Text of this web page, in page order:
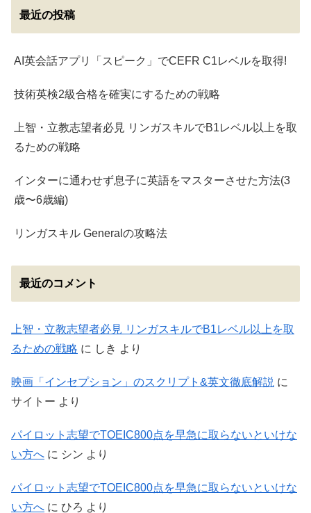
最近の投稿
AI英会話アプリ「スピーク」でCEFR C1レベルを取得!
技術英検2級合格を確実にするための戦略
上智・立教志望者必見 リンガスキルでB1レベル以上を取
るための戦略
インターに通わせず息子に英語をマスターさせた方法(3
歳〜6歳編)
リンガスキル Generalの攻略法
最近のコメント
上智・立教志望者必見 リンガスキルでB1レベル以上を取
るための戦略 に しき より
映画「インセプション」のスクリプト&英文徹底解説 に
サイトー より
パイロット志望でTOEIC800点を早急に取らないといけな
い方へ に シン より
パイロット志望でTOEIC800点を早急に取らないといけな
い方へ に ひろ より